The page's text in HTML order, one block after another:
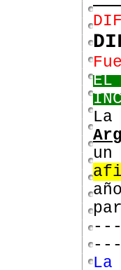
EL
La
un